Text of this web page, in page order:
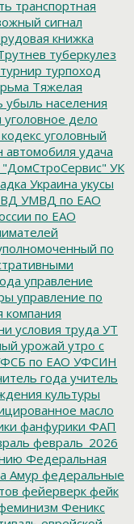
транспортная
сигнал
книжка
туберкулез
турнир турпоход
Тяжелая
убыль населения
уголовное дело
уголовный
автомобиля удача
УК
Украина укусы
УМВД по ЕАО
по ЕАО
по
управление
управление по
компания
условия труда УТ
урожай утро с
по ЕАО УФСИН
года учитель
культуры
масло
фанфурики ФАП
февраль_2026
Федеральная
Амур федеральные
фейерверк фейк
Феникс